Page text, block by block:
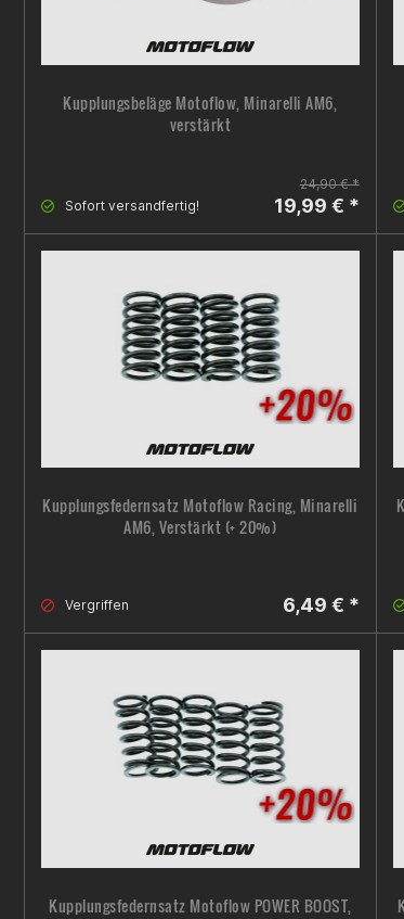
Kupplungsbeläge Motoflow, Minarelli AM6,
verstärkt
Sofort versandfertig!
24,90 € *
19,99 € *
Kupplungsfedernsatz Motoflow Racing, Minarelli
AM6, Verstärkt (+ 20%)
Vergriffen 6,49 € *
Kupplungsfedernsatz Motoflow POWER BOOST,